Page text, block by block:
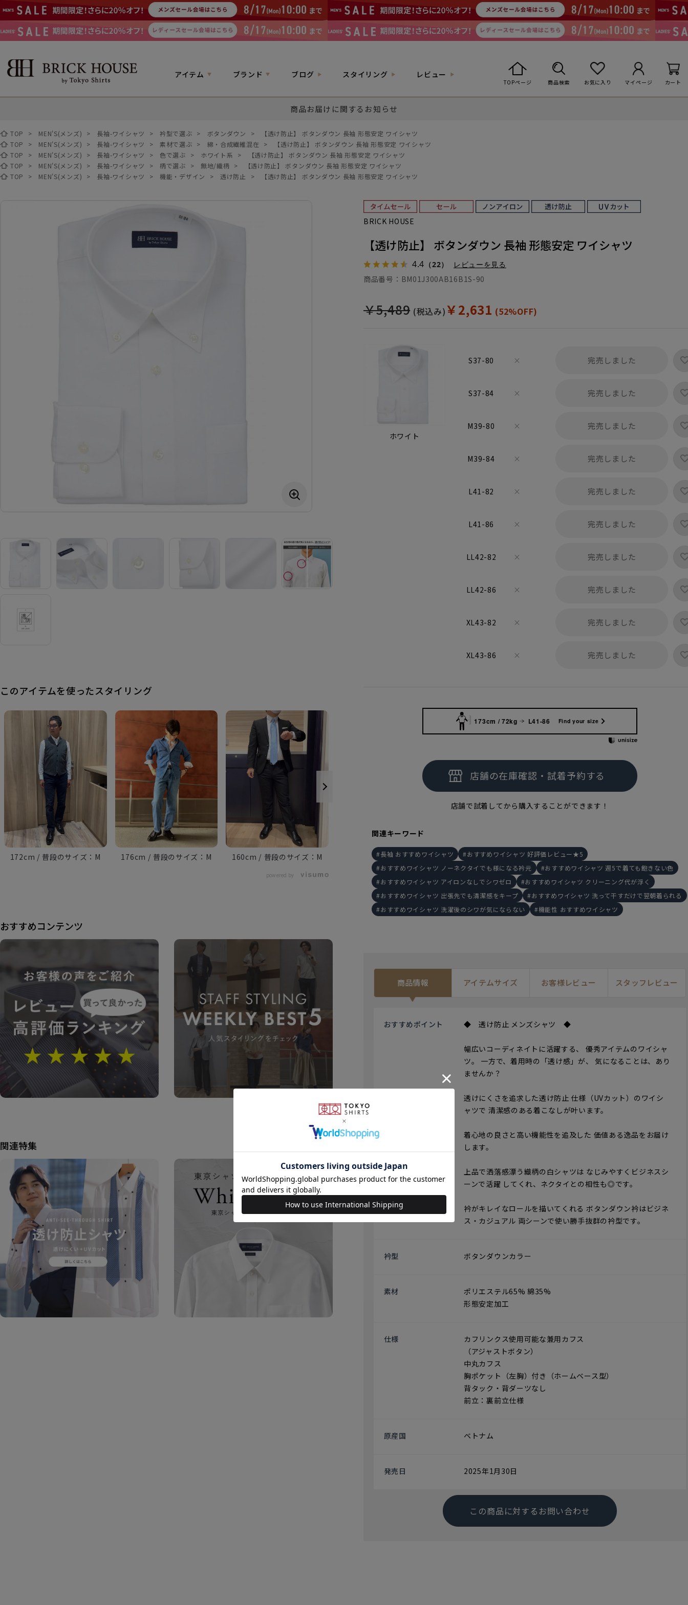
アイテム ブランド ブログ スタイリング レビュー
TOPページ 商品検索 お気に入り マイページ カート
商品お届けに関するお知らせ
TOP > MEN'S(メンズ) > 長袖-ワイシャツ > 衿型で選ぶ > ボタンダウン >
【透け防止】 ボタンダウン 長袖 形態安定 ワイシャツ
TOP
> MEN'S(メンズ) > 長袖-ワイシャツ > 素材で選ぶ > 綿・合成繊維混在 >
【透け防止】 ボタンダウン 長袖 形態安定 ワイシャツ
TOP
> MEN'S(メンズ) > 長袖-ワイシャツ > 色で選ぶ > ホワイト系 >
【透け防止】 ボタンダウン 長袖 形態安定 ワイシャツ
TOP
> MEN'S(メンズ) > 長袖-ワイシャツ > 柄で選ぶ > 無地/織柄 >
【透け防止】 ボタンダウン 長袖 形態安定 ワイシャツ
TOP
> MEN'S(メンズ) > 長袖-ワイシャツ > 機能・デザイン > 透け防止 > 【透け防止】 ボタンダウン 長袖 形態安定 ワイシャツ
このアイテムを使ったスタイリング
M
172cm M
176cm M
160cm M
powered by
おすすめコンテンツ
関連特集
BRICK HOUSE
【透け防止】 ボタンダウン 長袖 形態安定 ワイシャツ
4.4 （22） レビューを見る
￥5,489 (税込み)￥2,631 (52%OFF)
商品番号： BM01J300AB16B1S-90
ホワイト
S37-80 × 完売しました
S37-84 × 完売しました
M39-80 × 完売しました
M39-84 × 完売しました
L41-82 × 完売しました
L41-86 × 完売しました
LL42-82 × 完売しました
LL42-86 × 完売しました
XL43-82 × 完売しました
XL43-86 × 完売しました
173cm / 72kg L41-86 Find your size
店舗で試着してから購入することができます！
関連キーワード
長袖 おすすめワイシャツ
おすすめワイシャツ 好評価レビュー★5
おすすめワイシャツ ノーネクタイでも様になる衿元
おすすめワイシャツ 週5で着ても飽きない色
おすすめワイシャツ アイロンなしでシワゼロ
おすすめワイシャツ クリーニング代が浮く
おすすめワイシャツ 出張先でも清潔感をキープ
おすすめワイシャツ 洗って干すだけで翌朝着られる
おすすめワイシャツ 洗濯後のシワが気にならない
機能性 おすすめワイシャツ
商品情報 アイテムサイズ お客様レビュー スタッフレビュー
おすすめポイント ◆ 透け防止 メンズシャツ ◆
幅広いコーディネイトに活躍する、 優秀アイテムのワイシャ
ツ。 一方で、着用時の「透け感」が、 気になることは、あり
ませんか？
透けにくさを追求した透け防止 仕様（UVカット）のワイシ
ャツで 清潔感のある着こなしが叶います。
着心地の良さと高い機能性を追及した 価値ある逸品をお届け
します。
上品で洒落感漂う織柄の白シャツは なじみやすくビジネスシ
ーンで活躍 してくれ、ネクタイとの相性も◎です。
衿がキレイなロールを描いてくれる ボタンダウン衿はビジネ
ス・カジュアル 両シーンで使い勝手抜群の衿型です。
衿型 ボタンダウンカラー
素材
ポリエステル65% 綿35%
形態安定加工
仕様
カフリンクス使用可能な兼用カフス
（アジャストボタン）
中丸カフス
胸ポケット（左胸）付き（ホームベース型）
背タック・背ダーツなし
前立：裏前立仕様
原産国 ベトナム
発売日 2025年1月30日
この商品に対するお問い合わせ